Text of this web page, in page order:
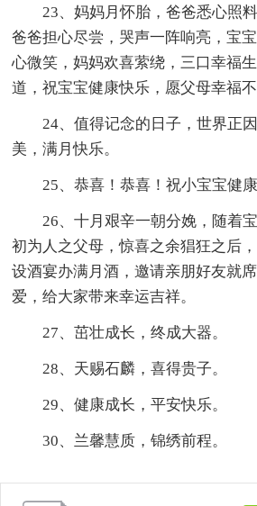
23、妈妈月怀胎，爸爸悉心照
爸爸担心尽尝，哭声一阵响亮，宝
心微笑，妈妈欢喜萦绕，三口幸福
道，祝宝宝健康快乐，愿父母幸福不
24、值得记念的日子，世界正
美，满月快乐。
25、恭喜！恭喜！祝小宝宝健
26、十月艰辛一朝分娩，随着
初为人之父母，惊喜之余猖狂之后
设酒宴办满月酒，邀请亲朋好友就
爱，给大家带来幸运吉祥。
27、茁壮成长，终成大器。
28、天赐石麟，喜得贵子。
29、健康成长，平安快乐。
30、兰馨慧质，锦绣前程。